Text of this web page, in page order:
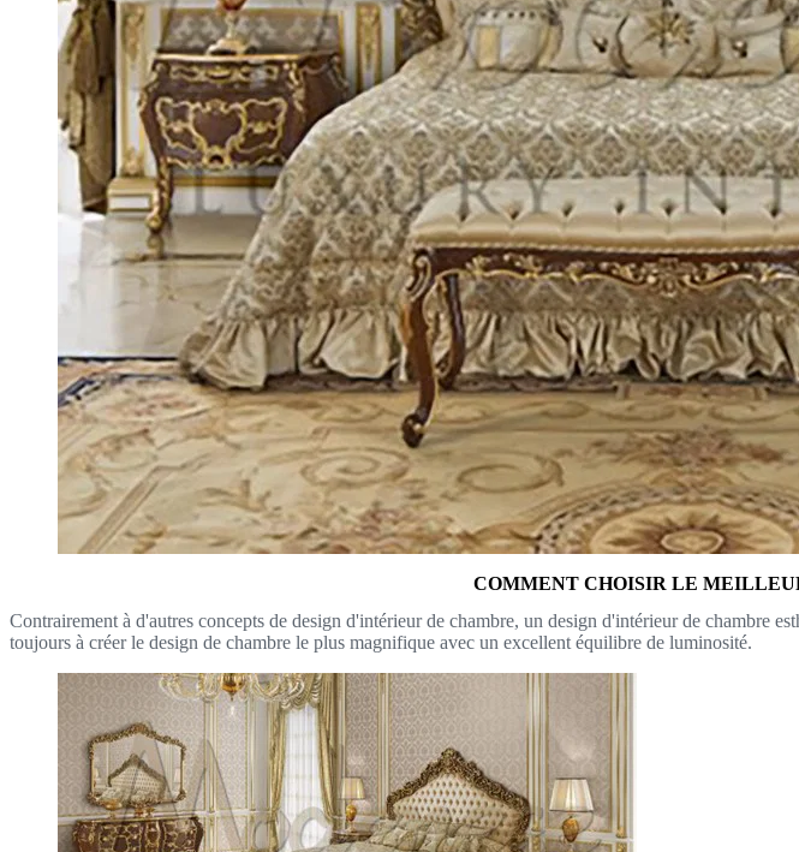
COMMENT CHOISIR LE
Contrairement à d'autres concepts de design d'intérieur de chambre, un design d'intérieur de chambre
toujours à créer le design de chambre le plus magnifique avec un excellent équilibre de luminosité.